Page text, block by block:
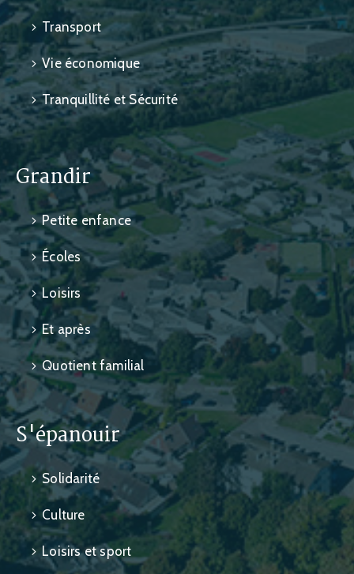
Transport
Vie économique
Tranquillité et Sécurité
Grandir
Petite enfance
Écoles
Loisirs
Et après
Quotient familial
S'épanouir
Solidarité
Culture
Loisirs et sport